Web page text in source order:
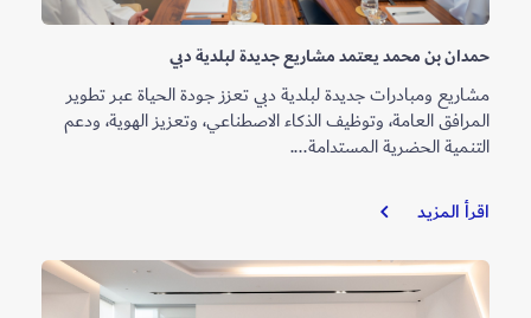
حمدان بن محمد يعتمد مشاريع جديدة لبلدية دبي
مشاريع ومبادرات جديدة لبلدية دبي تعزز جودة الحياة عبر تطوير
المرافق العامة، وتوظيف الذكاء الاصطناعي، وتعزيز الهوية، ودعم
التنمية الحضرية المستدامة....
اقرأ المزيد
حمدان
محمد
يعتمد